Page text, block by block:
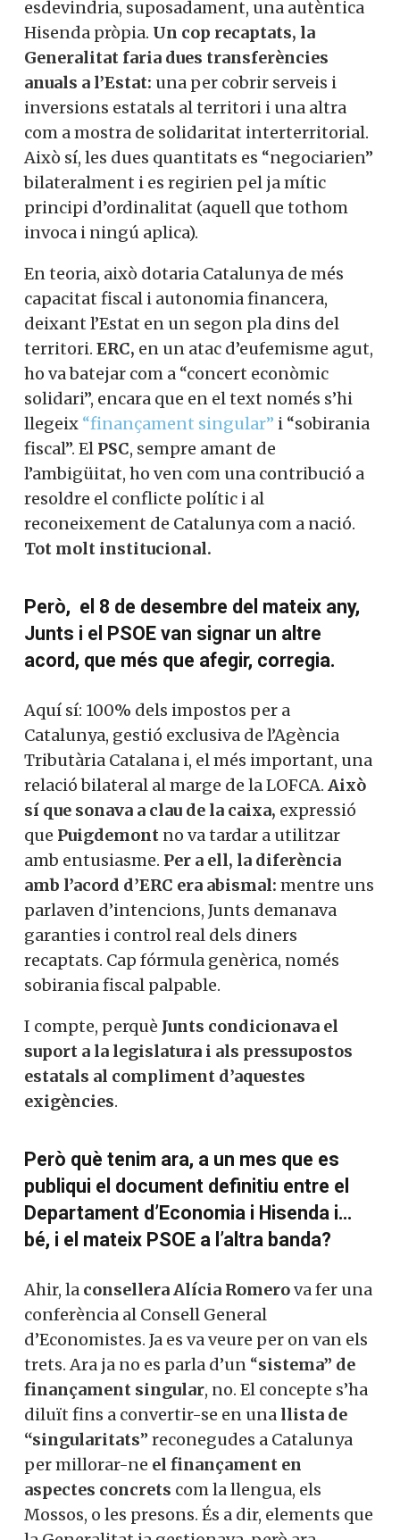
Catalunya gestionaria tots els impostos a
través de l’Agència Tributària Catalana,
que esdevindria, suposadament, una
autèntica Hisenda pròpia.Un cop
recaptats, la Generalitat faria dues
transferències anuals a l’Estat:una per
cobrir serveis i inversions estatals al
territori i una altra com a mostra de
solidaritat interterritorial. Això sí, les
dues quantitats es “negociarien”
bilateralment i es regirien pel ja mític
principi d’ordinalitat (aquell que tothom
invoca i ningú aplica).
En teoria, això dotaria Catalunya de més
capacitat fiscal i autonomia financera,
deixant l’Estat en un segon pla dins del
territori.ERC,en un atac d’eufemisme
agut, ho va batejar com a “concert
econòmic solidari”, encara que en el text
només s’hi llegeix“finançament
singular”i “sobirania fiscal”. ElPSC
sempre amant de l’ambigüitat, ho ven
conflicte polític i al reconeixement de
Catalunya com a nació.Tot molt
institucional.
Però, el 8 de desembre del mateix any,
Junts i el PSOE van signar un altre
acord, que més que afegir, corregia.
Aquí sí: 100% dels impostos per a
Catalunya, gestió exclusiva de l’Agència
Tributària Catalana i, el més important,
una relació bilateral al marge de la LOFCA.
Això sí que sonava a clau de la caixa,
expressió quePuigdemontno va tardar a
utilitzar amb entusiasme.Per a ell, la
diferència amb l’acord d’ERC era
mentre uns parlaven
d’intencions, Junts demanava garanties i
control real dels diners recaptats. Cap
fórmula genèrica, només sobirania fiscal
palpable.
I compte, perquè Junts condicionava el
suport a la legislatura i als pressupostos
estatals al compliment d’aquestes
exigències.
Però què tenim ara, a un mes que es
publiqui el document definitiu entre el
Departament d’Economia i Hisenda i…
bé, i el mateix PSOE a l’altra banda?
Ahir, laconsellera Alícia Romerova fer
una conferència al Consell General
d’Economistes. Ja es va veure per on van
els trets. Ara ja no es parla d’un “sistema”
de finançament singular, no. El concepte